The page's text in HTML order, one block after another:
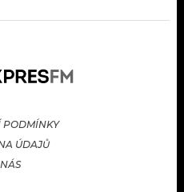
PODMÍNKY
ÚDAJŮ